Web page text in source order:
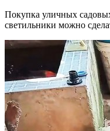
Покупка уличных
светильники можно